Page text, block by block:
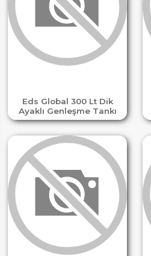
Eds Global 300 Lt Dik
Ayaklı Genleşme Tankı